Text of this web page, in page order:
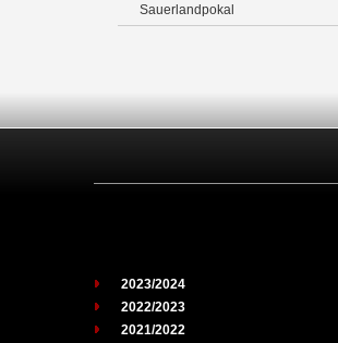
Sauerlandpokal
2023/2024
2022/2023
2021/2022